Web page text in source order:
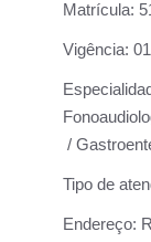
Matrícula:
Vigência:
/
Tipo de
Endereço: